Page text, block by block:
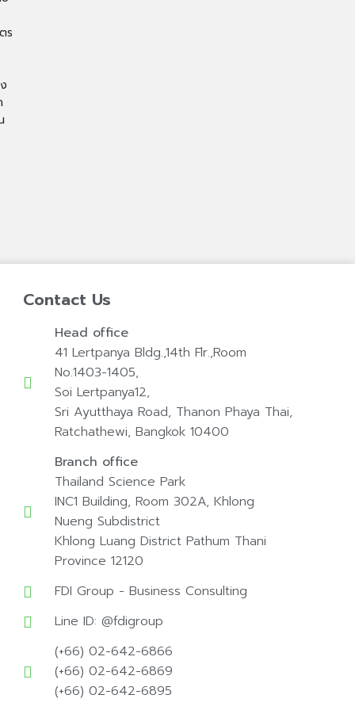
ร
Contact Us
Head office
41 Lertpanya Bldg.,14th Flr.,Room
No.1403-1405,
Soi Lertpanya12,
Sri Ayutthaya Road, Thanon Phaya Thai,
Ratchathewi, Bangkok 10400
Branch office
Thailand Science Park
INC1 Building, Room 302A, Khlong
Nueng Subdistrict
Khlong Luang District Pathum Thani
Province 12120
FDI Group - Business Consulting
Line ID: @fdigroup
(+66) 02-642-6866
(+66) 02-642-6869
(+66) 02-642-6895